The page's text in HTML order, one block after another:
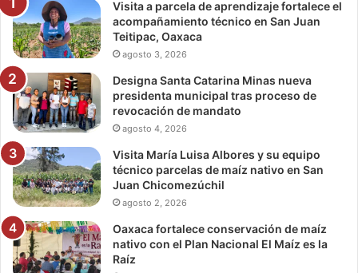
Visita a parcela de aprendizaje fortalece el
acompañamiento técnico en San Juan
Teitipac, Oaxaca
agosto 3, 2026
Designa Santa Catarina Minas nueva
presidenta municipal tras proceso de
revocación de mandato
agosto 4, 2026
Visita María Luisa Albores y su equipo
técnico parcelas de maíz nativo en San
Juan Chicomezúchil
agosto 2, 2026
Oaxaca fortalece conservación de maíz
nativo con el Plan Nacional El Maíz es la
Raíz